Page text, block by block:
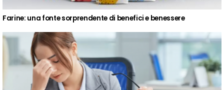
Farine: una fonte sorprendente di benefici e benessere